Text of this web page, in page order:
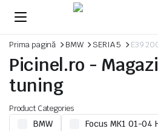
Prima pagină BMW SERIA 5 E39
Picinel.ro -
tuning
Product Categories
BMW
Focus MK1 01-04